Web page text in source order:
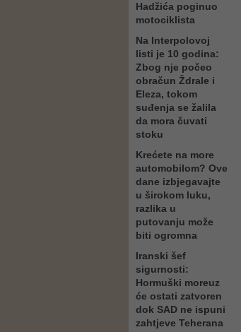
Hadžića poginuo
motociklista
Na Interpolovoj
listi je 10 godina:
Zbog nje počeo
obračun Ždrale i
Eleza, tokom
suđenja se žalila
da mora čuvati
stoku
Krećete na more
automobilom? Ove
dane izbjegavajte
u širokom luku,
razlika u
putovanju može
biti ogromna
Iranski šef
sigurnosti:
Hormuški moreuz
će ostati zatvoren
dok SAD ne ispuni
zahtjeve Teherana